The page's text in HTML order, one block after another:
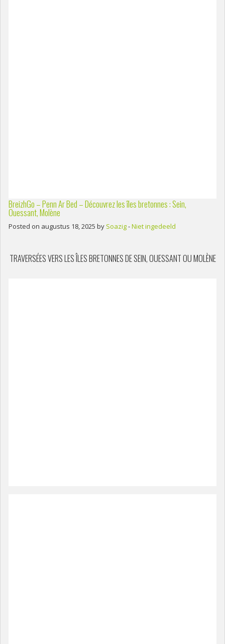
BreizhGo – Penn Ar Bed – Découvrez les îles bretonnes : Sein,
Ouessant, Molène
Posted on augustus 18, 2025 by Soazig-Niet ingedeeld
TRAVERSÉES VERS LES ÎLES BRETONNES DE SEIN, OUESSANT OU MOLÈNE